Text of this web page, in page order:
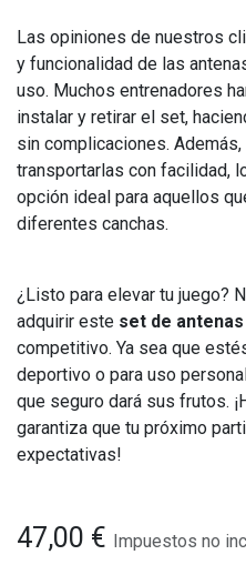
Las opiniones de nuestros
y funcionalidad de las
uso. Muchos entrenadores
instalar y retirar el set,
sin complicaciones.
transportarlas con facilidad,
opción ideal para aquellos
diferentes canchas.
¿Listo para elevar tu juego?
adquirir este set de
competitivo. Ya sea que
deportivo o para uso
que seguro dará sus frutos.
garantiza que tu próximo
expectativas!
47,00 € Impuestos no